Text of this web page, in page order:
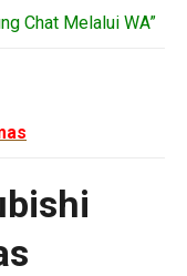
Chat Melalui WA”